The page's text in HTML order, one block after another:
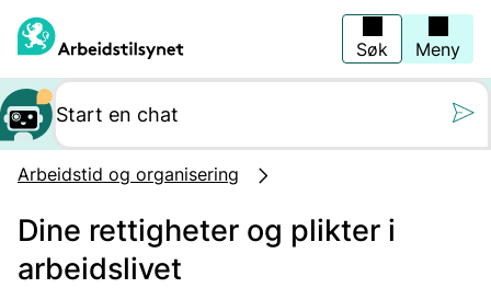
hovedinnhold
Søk Meny
Arbeidstid og organisering
Dine rettigheter og plikter i
arbeidslivet